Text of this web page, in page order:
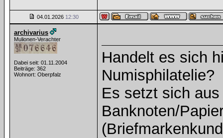
04.01.2026 12:30
archivarius
Mulionen-Verachter
Dabei seit: 01.11.2004
Beiträge: 362
Wohnort: Oberpfalz
Handelt es sich
Numisphilatelie?
Es setzt sich
Banknoten/